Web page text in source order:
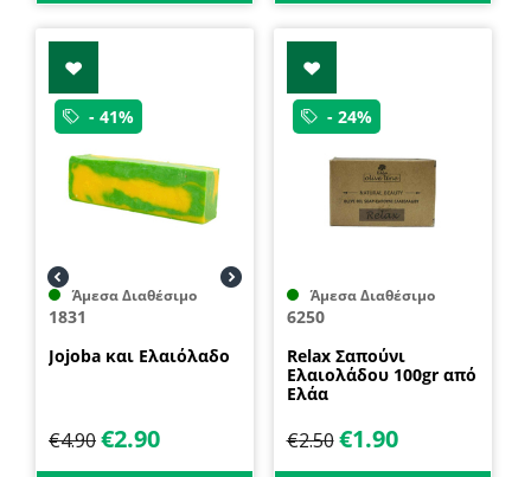
- 41%
Άμεσα Διαθέσιμο
1831
Jojoba και Ελαιόλαδο
€4.90€2.90
- 24%
Άμεσα Διαθέσιμο
6250
Relax Σαπούνι
Ελαιολάδου 100gr από
Ελάα
€2.50 €1.90